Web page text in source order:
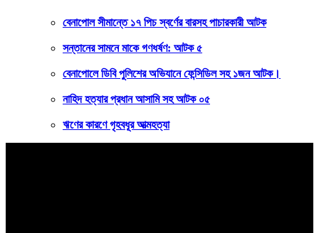
বেনাপোল সীমান্তে ১৭ পিচ স্বর্ণের বারসহ পাচারকারী আটক
সন্তানের সামনে মাকে গণধর্ষণ: আটক ৫
বেনাপোলে ডিবি পুলিশের অভিযানে ফেন্সিডিল সহ ১জন আটক।
নাহিদ হত্যার প্রধান আসামি সহ আটক ০৫
ঋণের কারণে গৃহবধূর আত্মহত্যা